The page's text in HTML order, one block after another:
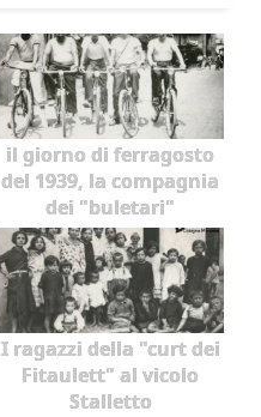
il giorno di ferragosto
del 1939, la compagnia
dei "buletari"
I ragazzi della "curt dei
Fitaulett" al vicolo
Stalletto